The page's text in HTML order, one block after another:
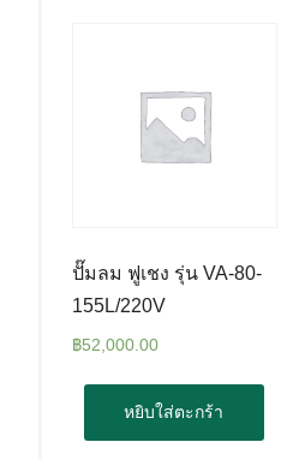
ปั๊มลม ฟูเชง รุ่น VA-80-
155L/220V
฿52,000.00
หยิบใส่ตะกร้า